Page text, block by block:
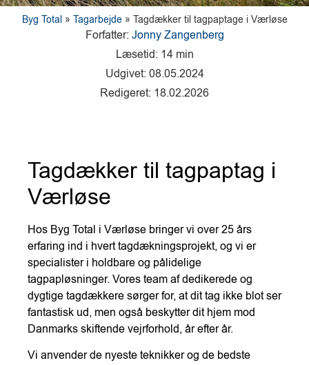
Byg Total» Tagarbejde» Tagdækker til tagpaptage i Værløse
Forfatter: Jonny Zangenberg
Læsetid: 14 min
Udgivet: 08.05.2024
Redigeret: 18.02.2026
Tagdækker til tagpaptag i
Værløse
Hos Byg Total i Værløse bringer vi over 25 års
erfaring ind i hvert tagdækningsprojekt, og vi er
specialister i holdbare og pålidelige
tagpapløsninger. Vores team af dedikerede og
dygtige tagdækkere sørger for, at dit tag ikke blot ser
fantastisk ud, men også beskytter dit hjem mod
Danmarks skiftende vejrforhold, år efter år.
Vi anvender de nyeste teknikker og de bedste